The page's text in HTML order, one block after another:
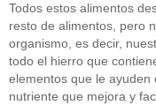
Todos estos alimentos
resto de alimentos, pero
organismo, es decir,
todo el hierro que
elementos que le ayuden
nutriente que mejora y